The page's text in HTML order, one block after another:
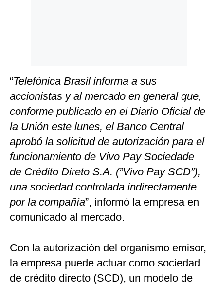
“Telefónica Brasil informa a sus
accionistas y al mercado en general que,
conforme publicado en el Diario Oficial de
la Unión este lunes, el Banco Central
aprobó la solicitud de autorización para el
funcionamiento de Vivo Pay Sociedade
de Crédito Direto S.A. (”Vivo Pay SCD”),
una sociedad controlada indirectamente
por la compañía”, informó la empresa en
comunicado al mercado.
Con la autorización del organismo emisor,
la empresa puede actuar como sociedad
de crédito directo (SCD), un modelo de